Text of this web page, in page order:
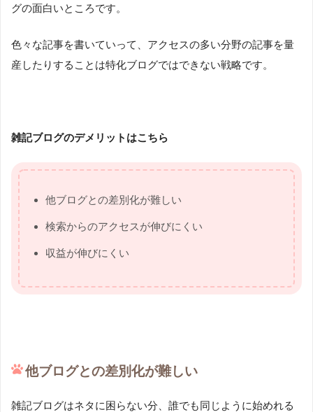
グの面白いところです。
色々な記事を書いていって、アクセスの多い分野の記事を量
産したりすることは特化ブログではできない戦略です。
雑記ブログのデメリットはこちら
他ブログとの差別化が難しい
検索からのアクセスが伸びにくい
収益が伸びにくい
他ブログとの差別化が難しい
雑記ブログはネタに困らない分、誰でも同じように始めれる